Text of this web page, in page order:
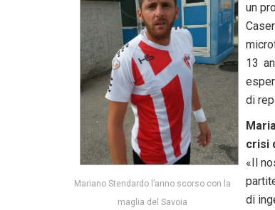
Mariano Stendardo l’anno scorso con la
maglia del Savoia
un
13
di
crisi
«Il
di